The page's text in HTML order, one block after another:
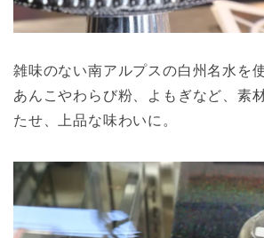
雑味のない南アルプスの白州名水を
あんこやわらび粉、よもぎなど、素
たせ、上品な味わいに。